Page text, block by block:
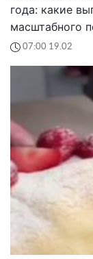
года: какие
масштабного
07:00 19.02